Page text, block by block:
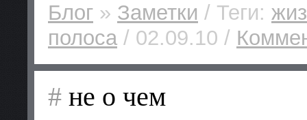
Блог » Заметки / Теги:
полоса / 02.09.10 /
# не о чем